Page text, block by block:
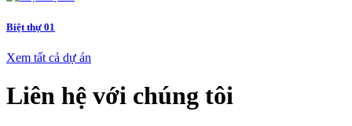
Biệt thự 01
Xem tất cả dự án
Liên hệ với chúng tôi